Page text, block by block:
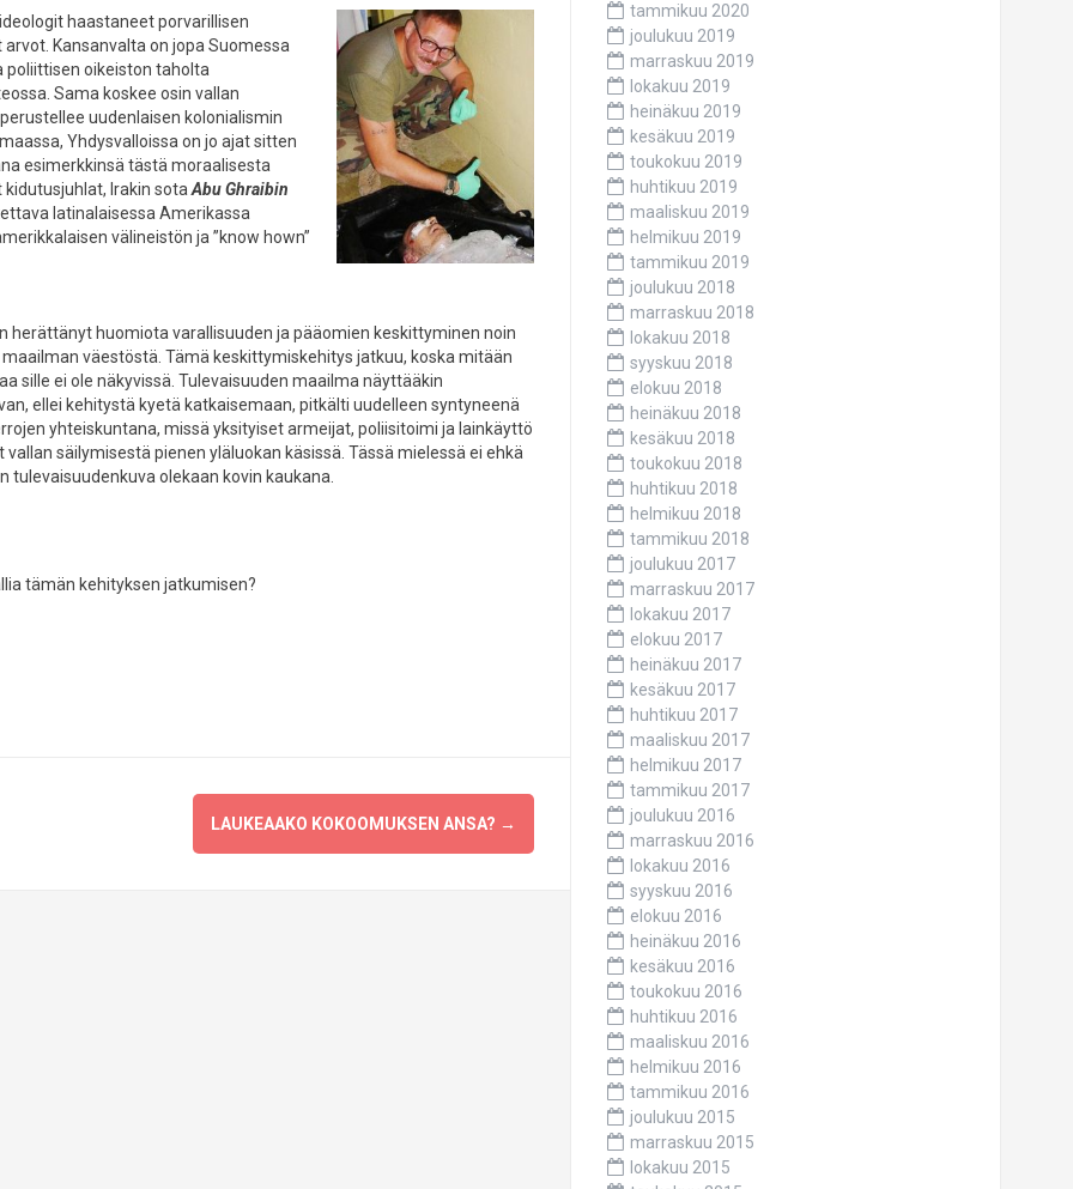
haastaneet porvarillisen
Kansanvalta on jopa Suomessa
oikeiston taholta
Sama koskee osin vallan
uudenlaisen kolonialismin
Yhdysvalloissa on jo ajat sitten
esimerkkinsä tästä moraalisesta
Irakin sota Abu Ghraibin
latinalaisessa Amerikassa
välineistön ja ”know hown”
herättänyt huomiota varallisuuden ja pääomien keskittyminen noin
väestöstä. Tämä keskittymiskehitys jatkuu, koska mitään
sille ei ole näkyvissä. Tulevaisuuden maailma näyttääkin
ellei kehitystä kyetä katkaisemaan, pitkälti uudelleen syntyneenä
yhteiskuntana, missä yksityiset armeijat, poliisitoimi ja lainkäyttö
vallan säilymisestä pienen yläluokan käsissä. Tässä mielessä ei ehkä
tulevaisuudenkuva olekaan kovin kaukana.
tämän kehityksen jatkumisen?
LAUKEAAKO KOKOOMUKSEN ANSA? →
tammikuu 2020
joulukuu 2019
marraskuu 2019
lokakuu 2019
heinäkuu 2019
kesäkuu 2019
toukokuu 2019
huhtikuu 2019
maaliskuu 2019
helmikuu 2019
tammikuu 2019
joulukuu 2018
marraskuu 2018
lokakuu 2018
syyskuu 2018
elokuu 2018
heinäkuu 2018
kesäkuu 2018
toukokuu 2018
huhtikuu 2018
helmikuu 2018
tammikuu 2018
joulukuu 2017
marraskuu 2017
lokakuu 2017
elokuu 2017
heinäkuu 2017
kesäkuu 2017
huhtikuu 2017
maaliskuu 2017
helmikuu 2017
tammikuu 2017
joulukuu 2016
marraskuu 2016
lokakuu 2016
syyskuu 2016
elokuu 2016
heinäkuu 2016
kesäkuu 2016
toukokuu 2016
huhtikuu 2016
maaliskuu 2016
helmikuu 2016
tammikuu 2016
joulukuu 2015
marraskuu 2015
lokakuu 2015